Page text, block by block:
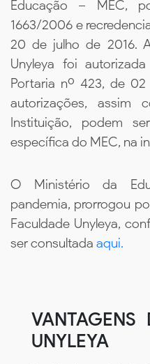
Educação – MEC,
1663/2006 e
20 de julho de 2016.
Unyleya foi
Portaria nº 423, de
autorizações, assim
Instituição, podem
específica do MEC, na
O Ministério da
pandemia, prorrogou
Faculdade Unyleya,
ser consultada aqui.
VANTAGENS
UNYLEYA